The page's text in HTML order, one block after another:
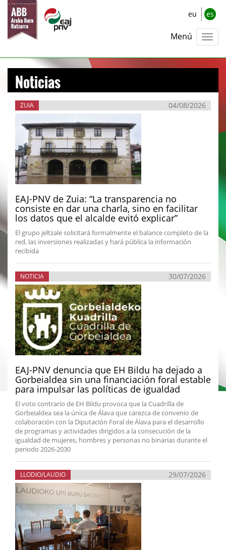
eu es
Menú
Noticias
ZUIA 04/08/2026
EAJ-PNV de Zuia: “La transparencia no
consiste en dar una charla, sino en facilitar
los datos que el alcalde evitó explicar”
El grupo jeltzale solicitará formalmente el balance completo de la
red, las inversiones realizadas y hará pública la información
recibida
NOTICIA 30/07/2026
EAJ-PNV denuncia que EH Bildu ha dejado a
Gorbeialdea sin una financiación foral estable
para impulsar las políticas de igualdad
El voto contrario de EH Bildu provoca que la Cuadrilla de
Gorbeialdea sea la única de Álava que carezca de convenio de
colaboración con la Diputación Foral de Álava para el desarrollo
de programas y actividades dirigidos a la consecución de la
igualdad de mujeres, hombres y personas no binarias durante el
periodo 2026-2030
LLODIO/LAUDIO 29/07/2026